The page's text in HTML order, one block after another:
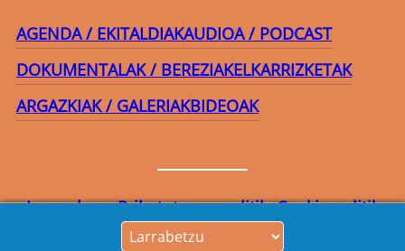
AGENDA / EKITALDIAKAUDIOA / PODCAST
DOKUMENTALAK / BEREZIAKELKARRIZKETAK
ARGAZKIAK / GALERIAKBIDEOAK
Lege-oharraPribatutasun-politikaCookie politika